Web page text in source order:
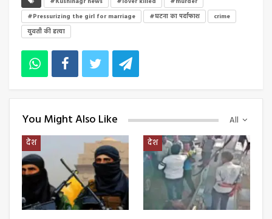
#Pressurizing the girl for marriage
#घटना का पर्दाफाश
crime
युवती की हत्या
All
You Might Also Like
देश देश